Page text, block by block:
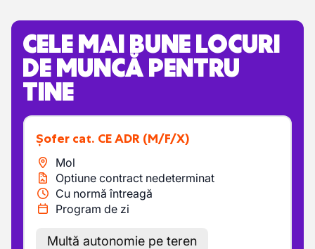
CELE MAI BUNE LOCURI
DE MUNCĂ PENTRU
TINE
Șofer cat. CE ADR (M/F/X)
Mol
Optiune contract nedeterminat
Cu normă întreagă
Program de zi
Multă autonomie pe teren